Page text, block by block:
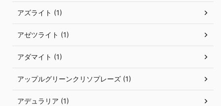
アズライト (1)
アゼツライト (1)
アダマイト (1)
アップルグリーンクリソプレーズ (1)
アデュラリア (1)